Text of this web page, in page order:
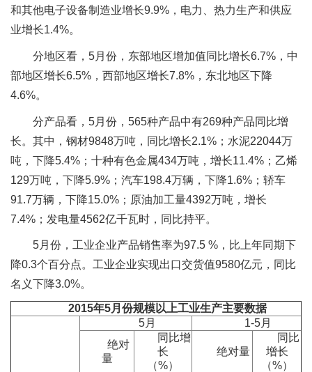
和其他电子设备制造业增长9.9%，电力、热力生产和供应
业增长1.4%。
分地区看，5月份，东部地区增加值同比增长6.7%，中
部地区增长6.5%，西部地区增长7.8%，东北地区下降
4.6%。
分产品看，5月份，565种产品中有269种产品同比增
长。其中，钢材9848万吨，同比增长2.1%；水泥22044万
吨，下降5.4%；十种有色金属434万吨，增长11.4%；乙烯
129万吨，下降5.9%；汽车198.4万辆，下降1.6%；轿车
91.7万辆，下降15.0%；原油加工量4392万吨，增长
7.4%；发电量4562亿千瓦时，同比持平。
5月份，工业企业产品销售率为97.5 %，比上年同期下
降0.3个百分点。工业企业实现出口交货值9580亿元，同比
名义下降3.0%。
2015年5月份规模以上工业生产主要数据
5月
1-5月
绝对
量
同比增
长
（%）
绝对量
同比
增长
（%）